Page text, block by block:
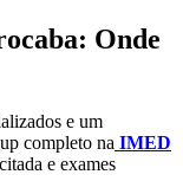
Onde
e um
completo na IMED
e exames